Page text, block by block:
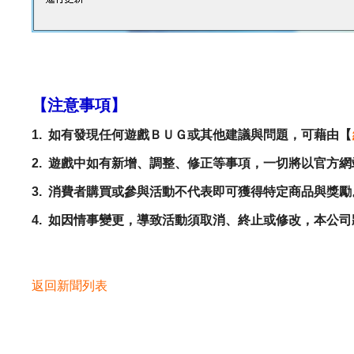
【注意事項】
1. 如有發現任何遊戲ＢＵＧ或其他建議與問題，可藉由【
2. 遊戲中如有新增、調整、修正等事項，一切將以官方
3. 消費者購買或參與活動不代表即可獲得特定商品與獎勵
4. 如因情事變更，導致活動須取消、終止或修改，本公
返回新聞列表